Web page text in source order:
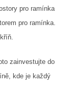
pro ramínka
pro ramínka.
zainvestujte do
kde je každý